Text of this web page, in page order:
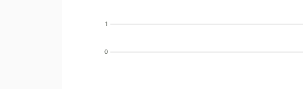
0
1